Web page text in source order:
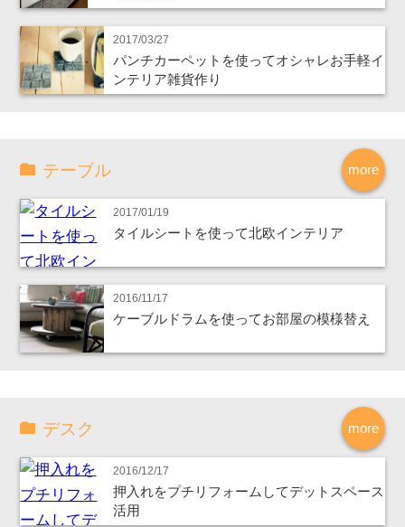
2017/03/27
パンチカーペットを使ってオシャレお手軽イ
ンテリア雑貨作り
more
テーブル
2017/01/19
タイルシートを使って北欧インテリア
2016/11/17
ケーブルドラムを使ってお部屋の模様替え
more
デスク
2016/12/17
押入れをプチリフォームしてデットスペース
活用